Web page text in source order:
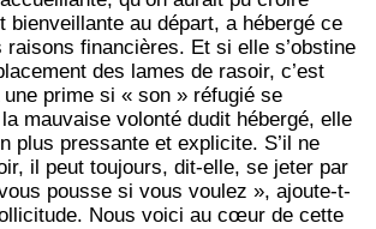
bienveillante au départ, a hébergé ce
raisons financières. Et si elle s’obstine
des lames de rasoir, c’est
une prime si « son » réfugié se
mauvaise volonté dudit hébergé, elle
plus pressante et explicite. S’il ne
il peut toujours, dit-elle, se jeter par
pousse si vous voulez », ajoute-t-
Nous voici au cœur de cette